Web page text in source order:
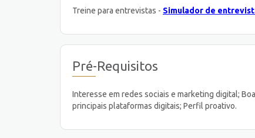
Treine para entrevistas - Simulador de
Pré-Requisitos
Interesse em redes sociais e marketing digital;
principais plataformas digitais; Perfil proativo.